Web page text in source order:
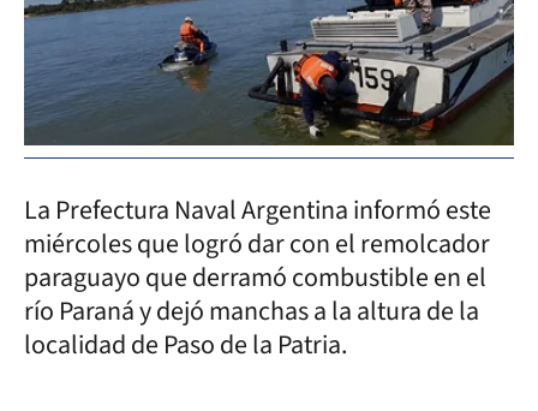
La Prefectura Naval Argentina informó este
miércoles que logró dar con el remolcador
paraguayo que derramó combustible en el
río Paraná y dejó manchas a la altura de la
localidad de Paso de la Patria.